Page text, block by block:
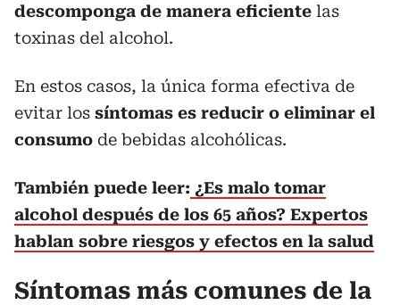
descomponga de manera eficiente las
toxinas del alcohol.
En estos casos, la única forma efectiva de
evitar los síntomas es reducir o eliminar el
consumo de bebidas alcohólicas.
También puede leer: ¿Es malo tomar
alcohol después de los 65 años? Expertos
hablan sobre riesgos y efectos en la salud
Síntomas más comunes de la